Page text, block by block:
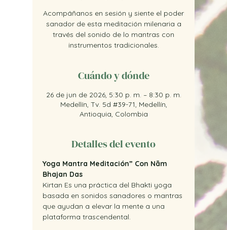
Acompáñanos en sesión y siente el poder
sanador de esta meditación milenaria a
través del sonido de lo mantras con
instrumentos tradicionales.
Cuándo y dónde
26 de jun de 2026, 5:30 p. m. – 8:30 p. m.
Medellín, Tv. 5d #39-71, Medellín,
Antioquia, Colombia
Detalles del evento
Yoga Mantra Meditación” Con Nām
Bhajan Das
Kirtan Es una práctica del Bhakti yoga
basada en sonidos sanadores o mantras
que ayudan a elevar la mente a una
plataforma trascendental.